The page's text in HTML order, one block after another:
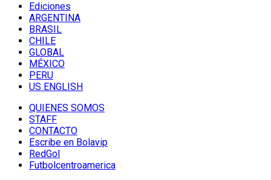
Ediciones
ARGENTINA
BRASIL
CHILE
GLOBAL
MÉXICO
PERU
US ENGLISH
QUIENES SOMOS
STAFF
CONTACTO
Escribe en Bolavip
RedGol
Futbolcentroamerica